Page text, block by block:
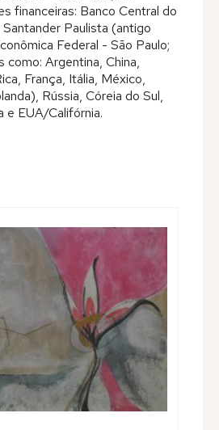
financeiras: Banco Central do
Paulista (antigo
Federal - São Paulo;
como: Argentina, China,
França, Itália, México,
Rússia, Córeia do Sul,
e EUA/Califórnia.